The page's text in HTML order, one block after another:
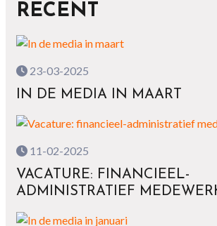
RECENT
23-03-2025
IN DE MEDIA IN MAART
11-02-2025
VACATURE: FINANCIEEL-
ADMINISTRATIEF